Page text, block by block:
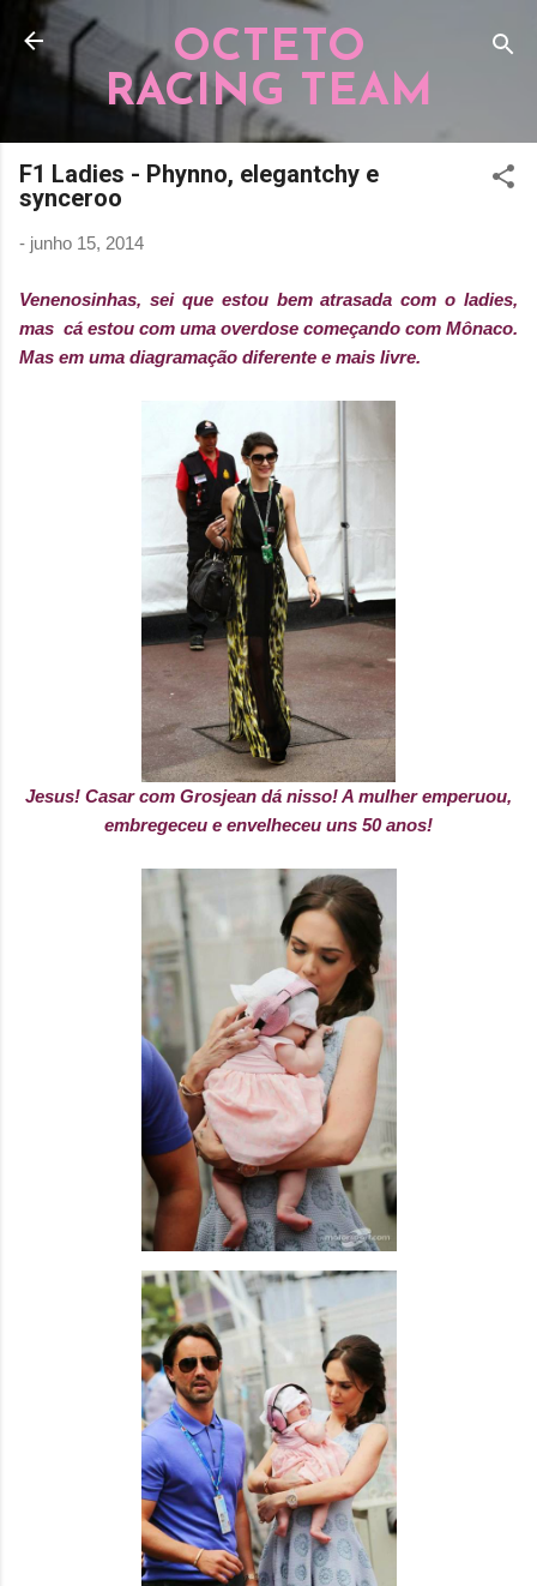
Pular para o conteúdo principal
OCTETO
RACING TEAM
F1 Ladies - Phynno, elegantchy e
synceroo
- junho 15, 2014
Venenosinhas, sei que estou bem atrasada com o ladies,
mas cá estou com uma overdose começando com Mônaco.
Mas em uma diagramação diferente e mais livre.
Jesus! Casar com Grosjean dá nisso! A mulher emperuou,
embregeceu e envelheceu uns 50 anos!